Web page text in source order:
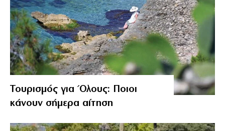
Τουρισμός για Όλους: Ποιοι
κάνουν σήμερα αίτηση